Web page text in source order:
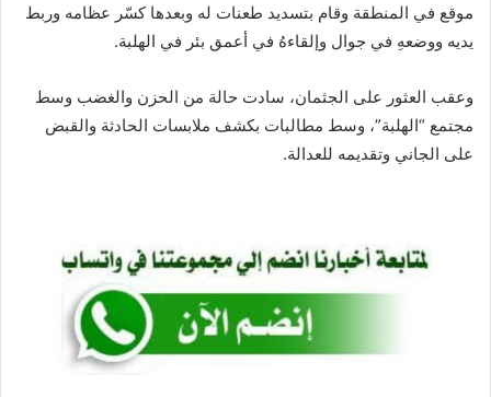
موقع في المنطقة وقام بتسديد طعنات له وبعدها كسّر عظامه وربط
يديه ووضعهِ في جوال وإلقاءهُ في أعمق بئر في الهلبة.
وعقب العثور على الجثمان، سادت حالة من الحزن والغضب وسط
مجتمع “الهلبة”، وسط مطالبات بكشف ملابسات الحادثة والقبض
على الجاني وتقديمه للعدالة.